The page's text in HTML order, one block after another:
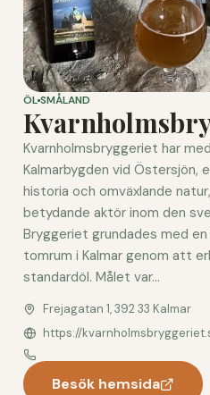
ÖLSMÅLAND
Kvarnholmsbryggeriet har
Kalmarbygden vid Östersjön,
historia och omväxlande
betydande aktör inom den
Bryggeriet grundades med
tomrum i Kalmar genom att
standardöl. Målet var...
Frejagatan 1, 392 33 Kalmar
https://
Besök hemsida